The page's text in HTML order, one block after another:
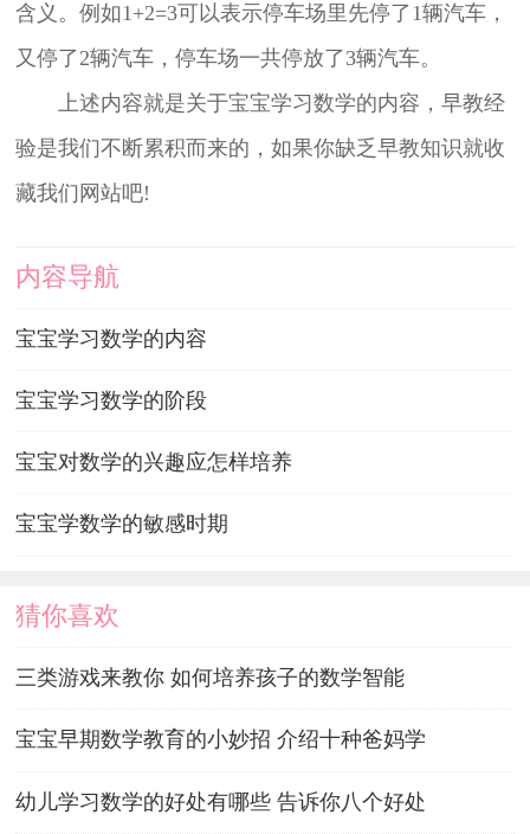
含义。例如1+2=3可以表示停车场里先停了1辆汽车，
又停了2辆汽车，停车场一共停放了3辆汽车。
上述内容就是关于宝宝学习数学的内容，早教经
验是我们不断累积而来的，如果你缺乏早教知识就收
藏我们网站吧!
内容导航
宝宝学习数学的内容
宝宝学习数学的阶段
宝宝对数学的兴趣应怎样培养
宝宝学数学的敏感时期
猜你喜欢
三类游戏来教你 如何培养孩子的数学智能
宝宝早期数学教育的小妙招 介绍十种爸妈学
幼儿学习数学的好处有哪些 告诉你八个好处